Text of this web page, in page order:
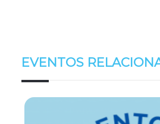
EVENTOS